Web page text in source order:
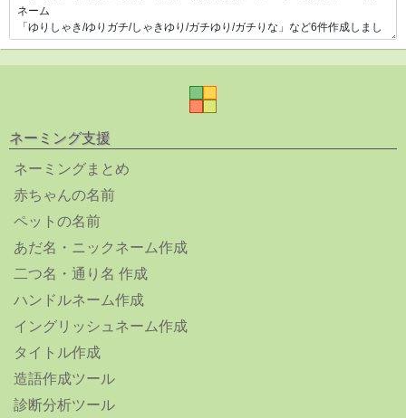
ネーミング支援
ネーミングまとめ
赤ちゃんの名前
ペットの名前
あだ名・ニックネーム作成
二つ名・通り名 作成
ハンドルネーム作成
イングリッシュネーム作成
タイトル作成
造語作成ツール
診断分析ツール